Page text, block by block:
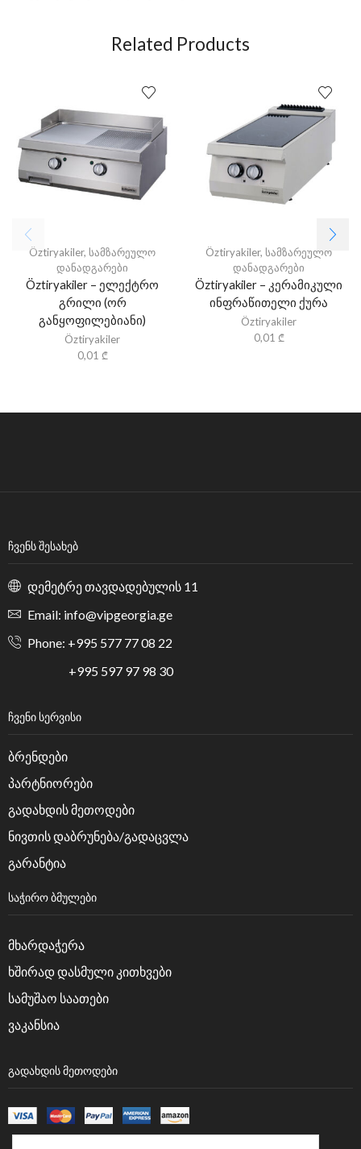
Related Products
Öztiryakiler, სამზარეულო
დანადგარები
Öztiryakiler – ელექტრო
გრილი (ორ
განყოფილებიანი)
Öztiryakiler
0,01 ₾
Öztiryakiler, სამზარეულო
დანადგარები
Öztiryakiler – კერამიკული
ინფრაწითელი ქურა
Öztiryakiler
0,01 ₾
ᲩᲕᲔᲜᲡ ᲨᲔᲡᲐᲮᲔᲑ
დემეტრე თავდადებულის 11
Email: info@vipgeorgia.ge
Phone: +995 577 77 08 22
+995 597 97 98 30
ᲩᲕᲔᲜᲘ ᲡᲔᲠᲕᲘᲡᲘ
ბრენდები
პარტნიორები
გადახდის მეთოდები
ნივთის დაბრუნება/გადაცვლა
გარანტია
ᲡᲐᲭᲘᲠᲝ ᲑᲛᲣᲚᲔᲑᲘ
მხარდაჭერა
ხშირად დასმული კითხვები
სამუშაო საათები
ვაკანსია
ᲒᲐᲓᲐᲮᲓᲘᲡ ᲛᲔᲗᲝᲓᲔᲑᲘ